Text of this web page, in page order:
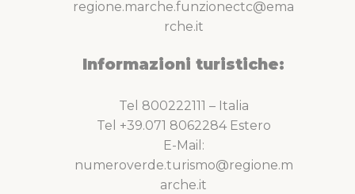
regione.marche.funzionectc@ema
rche.it
Informazioni turistiche:
Tel 800222111 – Italia
Tel +39.071 8062284 Estero
E-Mail:
numeroverde.turismo@regione.m
arche.it